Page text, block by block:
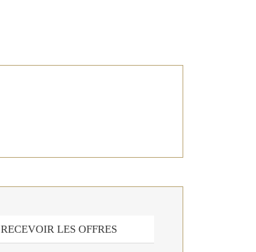
RECEVOIR LES OFFRES